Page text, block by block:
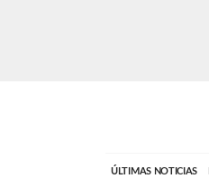
ÚLTIMAS NOTICIAS